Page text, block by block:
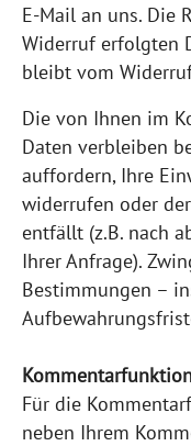
E-Mail an uns. Die
Widerruf erfolgten
bleibt vom
Die von Ihnen im
Daten verbleiben
auffordern, Ihre
widerrufen oder
entfällt (z.B. nach
Ihrer Anfrage).
Bestimmungen –
Für die
neben Ihrem